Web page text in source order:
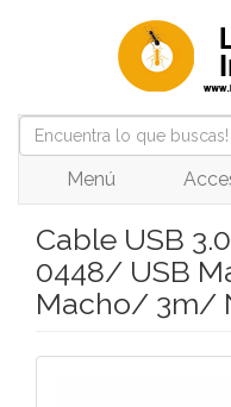
Menú
Cable USB
0448/ USB
Macho/ 3m/